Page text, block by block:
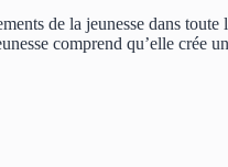
de la jeunesse dans
comprend qu’elle crée